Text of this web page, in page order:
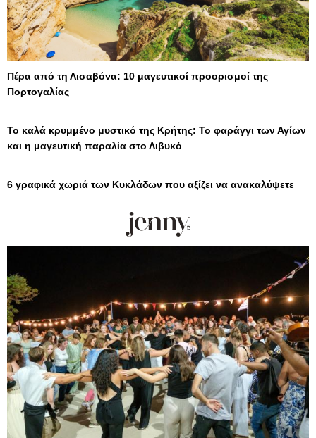
Πέρα από τη Λισαβόνα: 10 μαγευτικοί προορισμοί της
Πορτογαλίας
Το καλά κρυμμένο μυστικό της Κρήτης: Το φαράγγι των Αγίων
και η μαγευτική παραλία στο Λιβυκό
6 γραφικά χωριά των Κυκλάδων που αξίζει να ανακαλύψετε